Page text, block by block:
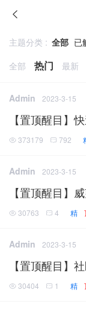
主题分类 : 全部 已
全部 热门 最新
Admin 2023-3-15
【置顶醒目】
373179 792
Admin 2023-3-15
【置顶醒目】
30763 4 精
Admin 2023-3-15
【置顶醒目】
30404 1 精